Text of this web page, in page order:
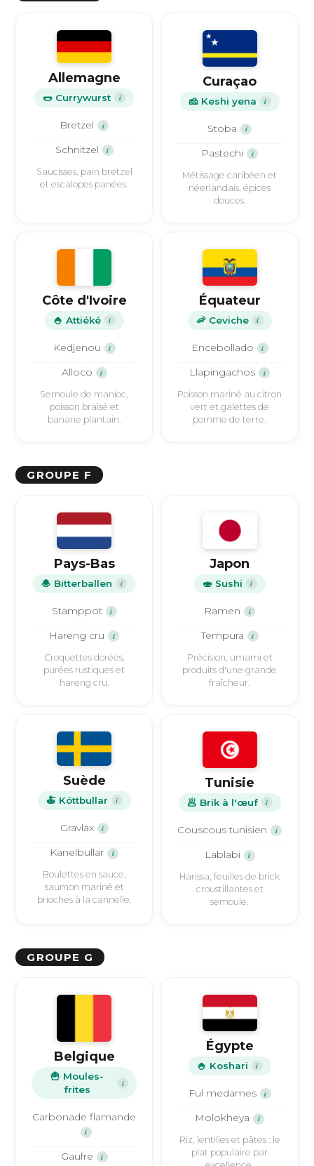
Allemagne
🌭 Currywurst i
Bretzel i
Schnitzel i
Saucisses, pain bretzel
et escalopes panées.
Curaçao
🧀 Keshi yena i
Stoba i
Pastechi i
Métissage caribéen et
néerlandais, épices
douces.
Côte d'Ivoire
🍚 Attiéké i
Kedjenou i
Alloco i
Semoule de manioc,
poisson braisé et
banane plantain.
Équateur
🦐 Ceviche i
Encebollado i
Llapingachos i
Poisson mariné au citron
vert et galettes de
pomme de terre.
GROUPE F
Pays-Bas
🧆 Bitterballen i
Stamppot i
Hareng cru i
Croquettes dorées,
purées rustiques et
hareng cru.
Japon
🍣 Sushi i
Ramen i
Tempura i
Précision, umami et
produits d'une grande
fraîcheur.
Suède
🍝 Köttbullar i
Gravlax i
Kanelbullar i
Boulettes en sauce,
saumon mariné et
brioches à la cannelle.
Tunisie
🥟 Brik à l'œuf i
Couscous tunisien i
Lablabi i
Harissa, feuilles de brick
croustillantes et
semoule.
GROUPE G
Belgique
🍟 Moules-
frites
i
Carbonade flamande
i
Gaufre i
Égypte
🍚 Koshari i
Ful medames i
Molokheya i
Riz, lentilles et pâtes : le
plat populaire par